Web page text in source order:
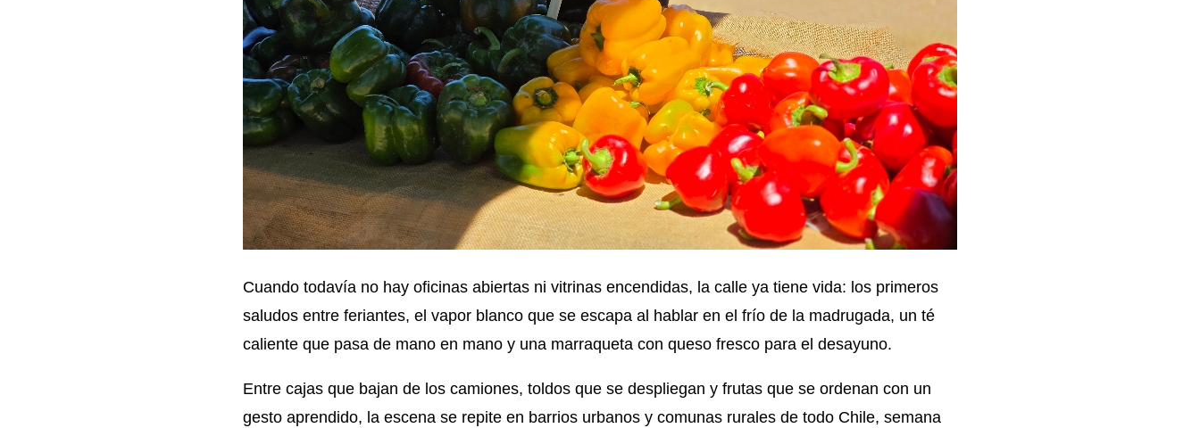
Cuando todavía no hay oficinas abiertas ni vitrinas encendidas, la calle ya tiene vida: los primeros
saludos entre feriantes, el vapor blanco que se escapa al hablar en el frío de la madrugada, un té
caliente que pasa de mano en mano y una marraqueta con queso fresco para el desayuno.
Entre cajas que bajan de los camiones, toldos que se despliegan y frutas que se ordenan con un
gesto aprendido, la escena se repite en barrios urbanos y comunas rurales de todo Chile, semana